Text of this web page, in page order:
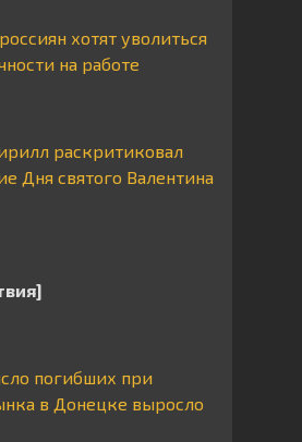
хотят уволиться
на работе
раскритиковал
Дня святого Валентина
погибших при
в Донецке выросло